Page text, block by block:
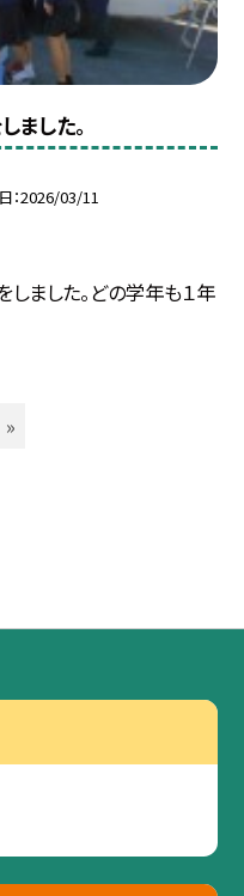
ました。
2026/03/11
ました。どの学年も１年
»